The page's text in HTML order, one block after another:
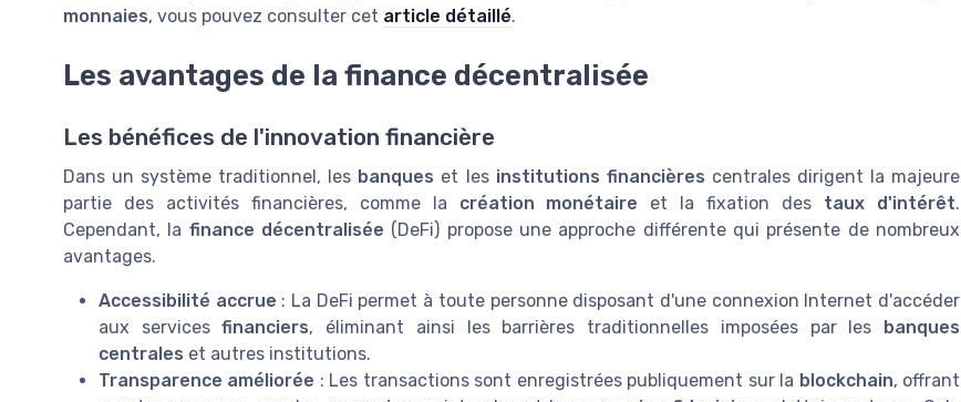
monnaies, vous pouvez consulter cet article détaillé.
Les avantages de la finance décentralisée
Les bénéfices de l'innovation financière
Dans un système traditionnel, les banques et les institutions financières centrales dirigent la majeure
partie des activités financières, comme la création monétaire et la fixation des taux d'intérêt.
Cependant, la finance décentralisée (DeFi) propose une approche différente qui présente de nombreux
avantages.
Accessibilité accrue : La DeFi permet à toute personne disposant d'une connexion Internet d'accéder
aux servicesfinanciers, éliminant ainsi les barrières traditionnelles imposées par les banques
centrales et autres institutions.
Transparence améliorée : Les transactions sont enregistrées publiquement sur la blockchain, offrant